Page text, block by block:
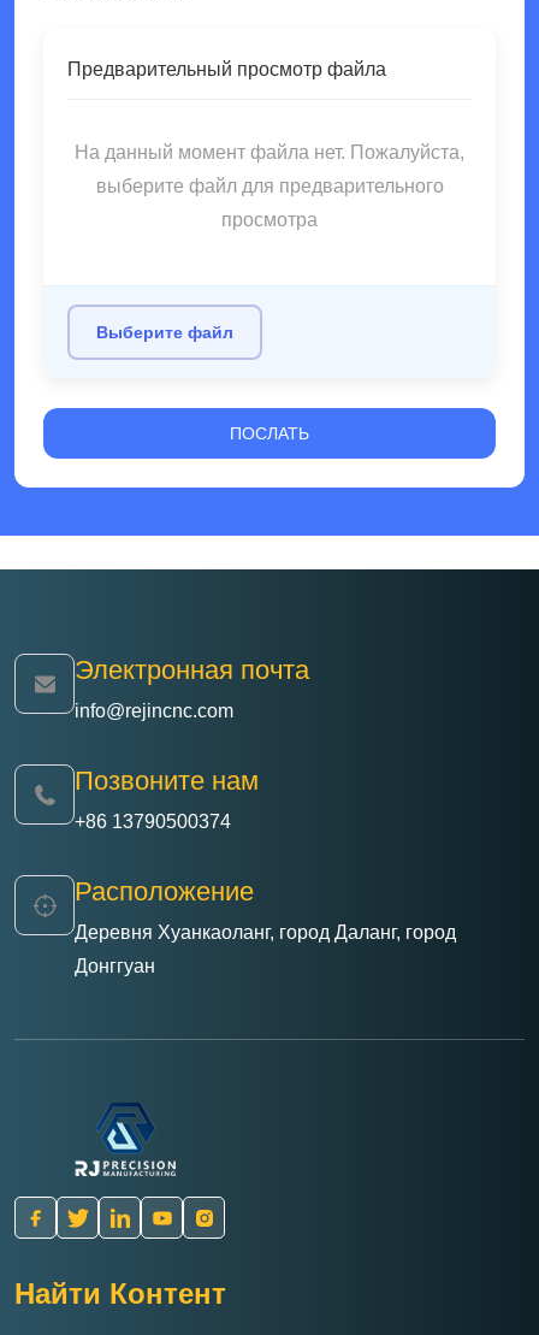
Предварительный просмотр файла
На данный момент файла нет. Пожалуйста,
выберите файл для предварительного
просмотра
Выберите файл
Электронная почта
info@rejincnc.com
Позвоните нам
+86 13790500374
Расположение
Деревня Хуанкаоланг, город Даланг, город
Донггуан
Найти Контент